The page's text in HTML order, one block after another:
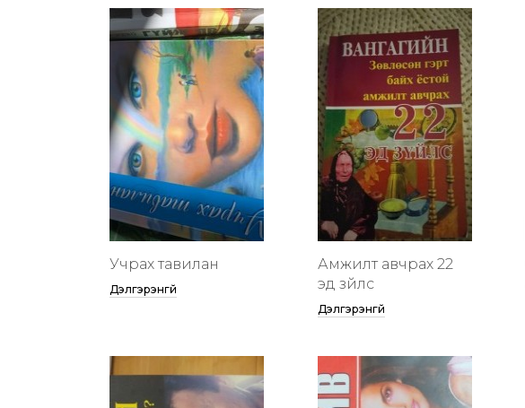
Учрах тавилан
Дэлгэрэнгүй
Амжилт авчрах 22
эд зүйлс
Дэлгэрэнгүй